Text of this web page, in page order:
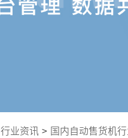
行业资讯 > 国内自动售货机